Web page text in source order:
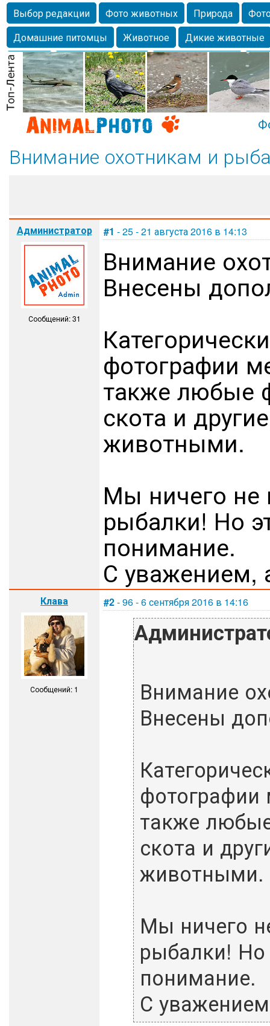
Выбор редакции Фото животных Природа
Домашние питомцы
Животное
Дикие животные
Собаки
Alexanderandronik Млекопитающие
Морда
Собачка Осень Портрет
Домашние
Насекомое
Коты Lebert Дикие птицы Утка
Внимание охотникам и
Администратор
Сообщений: 31
#1 - 25 - 21 августа 2016 в 14:13
Внимание
Внесены
фотографии
также любые
скота и
животными.
Мы ничего не
рыбалки! Но
понимание.
С уважением,
Клава
Сообщений: 1
#2- 96 - 6 сентября 2016 в 14:16
Внимание
Внесены
также
скота и
животными.
Мы ничего
рыбалки! Но
понимание.
С